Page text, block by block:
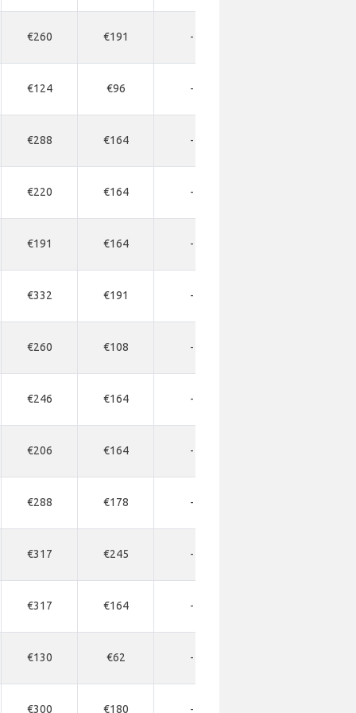
€260 €191 -
€124 €96 -
€288 €164 -
€220 €164 -
€191 €164 -
€332 €191 -
€260 €108 -
€246 €164 -
€206 €164 -
€288 €178 -
€317 €245 -
€317 €164 -
€130 €62 -
€300 €180 -